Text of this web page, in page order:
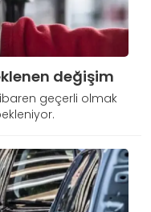
değişim
geçerli olmak